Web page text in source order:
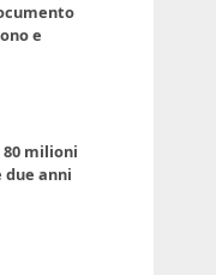
e
milioni
due anni